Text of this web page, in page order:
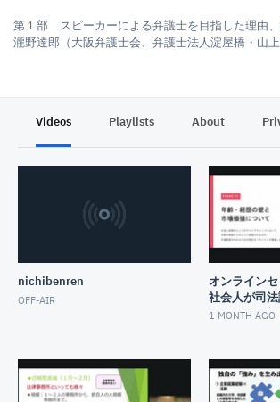
第１部 スピーカーによる弁護士を目指した理由
瀧野達郎（大阪弁護士会、弁護士法人淀屋橋・山上
Videos Playlists About
nichibenren
OFF-AIR
オンライン
社会人が司
ら～」第３
1 MONTH AGO